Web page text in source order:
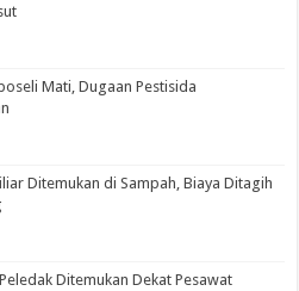
Mati, Dugaan Pestisida
Ditemukan di Sampah, Biaya Ditagih
Ditemukan Dekat Pesawat